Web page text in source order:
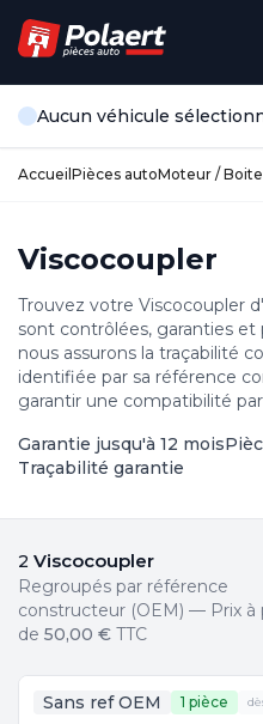
Aucun véhicule
Accueil Pièces autoMoteur /
Viscocoupler
Trouvez votre Viscocoupler
sont contrôlées, garanties
nous assurons la traçabilité
identifiée par sa référence
garantir une compatibilité
Garantie jusqu'à 12 mois
Traçabilité garantie
2 Viscocoupler
Regroupés par référence
constructeur (OEM) — Prix à
de 50,00 € TTC
Sans ref OEM 1 pièce